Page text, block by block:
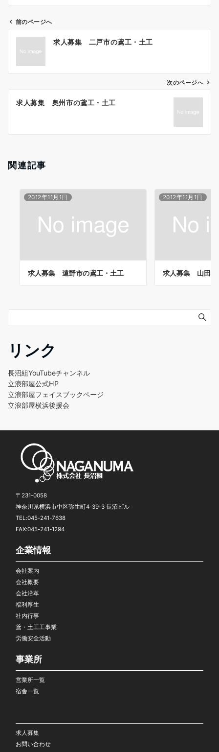
ン
前のページへ
求人募集 二戸市の鳶工・土工
次のページへ
求人募集 奥州市の鳶工・土工
関連記事
2012年11月1日
求人募集 遠野市の鳶工・土工
2012年11月1日
求人募集 山田町
リンク
長沼組YouTubeチャンネル
立浪部屋公式HP
立浪部屋フェイスブックページ
立浪部屋横浜後援会
〒231-0058
神奈川県横浜市中区弥生町4-39-3 長沼ビル
TEL:045-241-7638
FAX:045-241-1294
企業情報
会社案内
会社概要
会社沿革
福利厚生
社内行事
鳶・土工工事業
労働安全活動
事業所
営業所一覧
宿舎一覧
求人募集
お問い合わせ